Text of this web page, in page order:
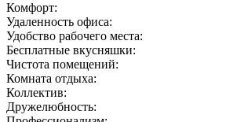
Комфорт:
Удаленность офиса:
Удобство рабочего места:
Бесплатные вкусняшки:
Чистота помещений:
Комната отдыха:
Коллектив:
Дружелюбность: